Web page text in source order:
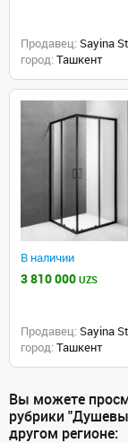
Продавец: Sayina
город: Ташкент
В наличии
3 810 000 UZS
Продавец: Sayina
город: Ташкент
Вы можете
рубрики
другом регионе: